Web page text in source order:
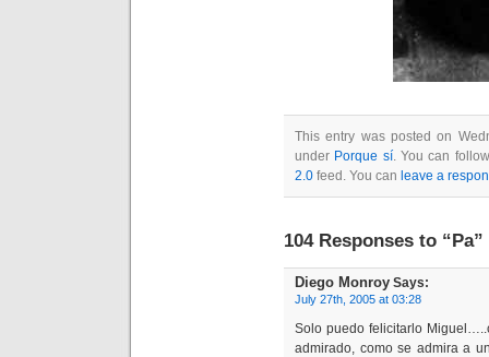
This entry was posted on
under Porque sí. You can
2.0 feed. You can leave a
104 Responses to “Pa”
Diego Monroy Says:
July 27th, 2005 at 03:28
Solo puedo felicitarlo
admirado, como se admira a